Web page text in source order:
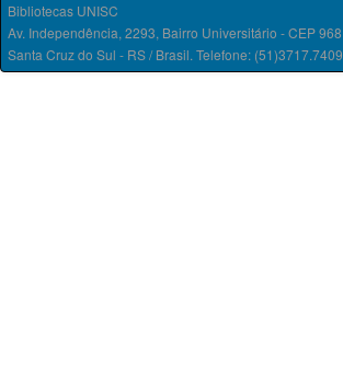
Bibliotecas UNISC
Av. Independência, 2293, Bairro Universitário - CEP
Santa Cruz do Sul - RS / Brasil. Telefone: (51)3717.7409